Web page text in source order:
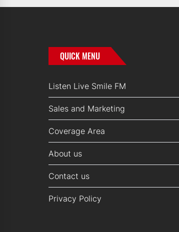
QUICK MENU
Listen Live Smile FM
Sales and Marketing
Coverage Area
About us
Contact us
Privacy Policy